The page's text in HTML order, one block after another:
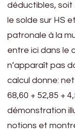
déductibles, soit
le solde sur HS
patronale à la
entre ici dans le
n’apparaît pas
calcul donne:
68,60 + 52,85 +
démonstration
notions et